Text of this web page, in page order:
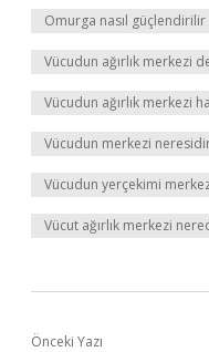
Omurga nasıl güçlendirilir
Vücudun ağırlık merkezi
Vücudun ağırlık merkezi
Vücudun merkezi
Vücudun yerçekimi
Vücut ağırlık merkezi
Önceki Yazı